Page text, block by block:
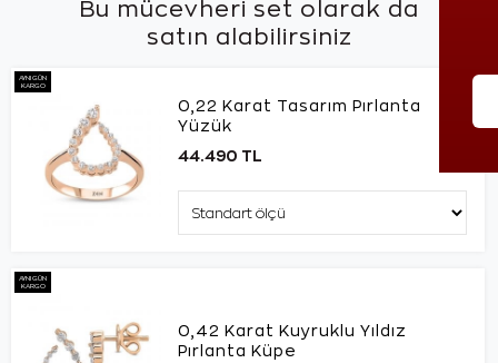
Bu mücevheri set olarak da
satın alabilirsiniz
AYNI GÜN
KARGO
0,22 Karat Tasarım Pırlanta
Yüzük
44.490 TL
AYNI GÜN
KARGO
0,42 Karat Kuyruklu Yıldız
Pırlanta Küpe